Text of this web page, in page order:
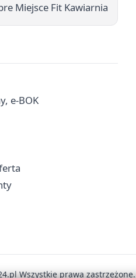
Miejsce Fit Kawiarnia
e-BOK
Wszystkie prawa zastrzeżone.